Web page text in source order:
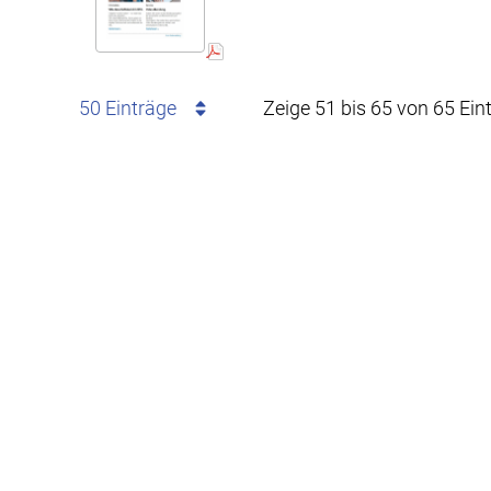
50 Einträge Zeige 51 bis 65 von 65